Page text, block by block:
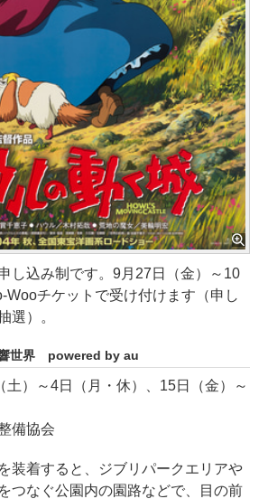
し込み制です。9月27日（金）～10
Wooチケットで受け付けます（申し
選）。
響世界 powered by au
土）～4日（月・休）、15日（金）～
備協会
装着すると、ジブリパークエリアや
つなぐ公園内の園路などで、目の前